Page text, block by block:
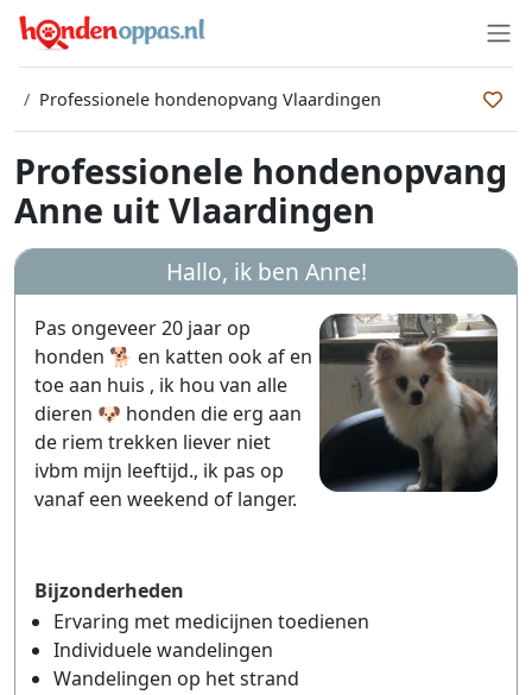
Professionele hondenopvang Vlaardingen
Professionele hondenopvang
Anne uit Vlaardingen
Hallo, ik ben Anne!
Pas ongeveer 20 jaar op
honden 🐕 en katten ook af en
toe aan huis , ik hou van alle
dieren 🐶 honden die erg aan
de riem trekken liever niet
ivbm mijn leeftijd., ik pas op
vanaf een weekend of langer.
Bijzonderheden
Ervaring met medicijnen toedienen
Individuele wandelingen
Wandelingen op het strand